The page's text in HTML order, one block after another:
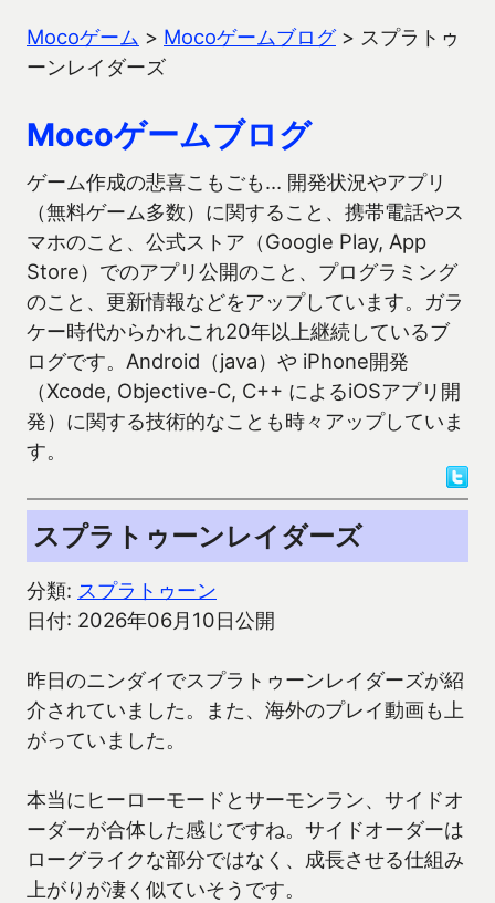
Mocoゲーム > Mocoゲームブログ> スプラトゥ
ーンレイダーズ
Mocoゲームブログ
ゲーム作成の悲喜こもごも… 開発状況やアプリ
（無料ゲーム多数）に関すること、携帯電話やス
マホのこと、公式ストア（Google Play, App
Store）でのアプリ公開のこと、プログラミング
のこと、更新情報などをアップしています。ガラ
ケー時代からかれこれ20年以上継続しているブ
ログです。Android（java）や iPhone開発
（Xcode, Objective-C, C++ によるiOSアプリ開
発）に関する技術的なことも時々アップしていま
す。
スプラトゥーンレイダーズ
分類: スプラトゥーン
日付: 2026年06月10日公開
昨日のニンダイでスプラトゥーンレイダーズが紹
介されていました。また、海外のプレイ動画も上
がっていました。
本当にヒーローモードとサーモンラン、サイドオ
ーダーが合体した感じですね。サイドオーダーは
ローグライクな部分ではなく、成長させる仕組み
上がりが凄く似ていそうです。